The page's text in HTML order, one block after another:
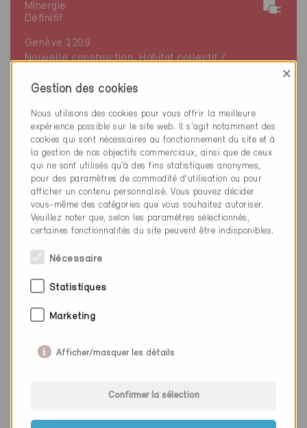
Minergie
Définitif
Genève 1209
Nouvelle construction, Habitat collectif /
GE-501
Minergie
Gestion des cookies
×
Nous utilisons des cookies pour vous offrir la meilleure
expérience possible sur le site web. Il s'agit notamment des
cookies qui sont nécessaires au fonctionnement du site et à
la gestion de nos objectifs commerciaux, ainsi que de ceux
qui ne sont utilisés qu’à des fins statistiques anonymes,
pour des paramètres de commodité d’utilisation ou pour
afficher un contenu personnalisé. Vous pouvez décider
vous-même des catégories que vous souhaitez autoriser.
Veuillez noter que, selon les paramètres sélectionnés,
certaines fonctionnalités du site peuvent être indisponibles.
Nécessaire
Statistiques
Marketing
Afficher/masquer les détails
Confirmer la sélection